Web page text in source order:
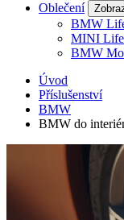
Oblečení
BMW
MINI
BMW
Úvod
Příslušenství
BMW
BMW do